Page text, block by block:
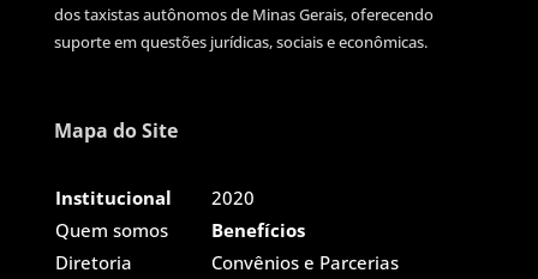
dos taxistas autônomos de Minas Gerais, oferecendo
suporte em questões jurídicas, sociais e econômicas.
Mapa do Site
Institucional
2020
Quem somos
Benefícios
Diretoria
Convênios e Parcerias